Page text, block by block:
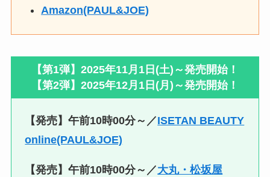
Amazon(PAUL&JOE)
【第1弾】 2025年11月1日(土) ～発売開始！
【第2弾】2025年12月1日(月)～発売開始！
【発売】午前10時00分～／ISETAN BEAUTY
online(PAUL&JOE)
【発売】午前10時00分～／大丸・松坂屋